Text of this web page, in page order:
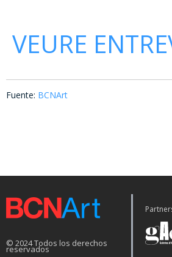
VEURE
Fuente: BCNArt
© 2024 Todos los derechos
reservados